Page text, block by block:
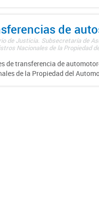
de
de Justicia. Subsecretaría de
Nacionales de la Propiedad
de transferencia de
de la Propiedad del